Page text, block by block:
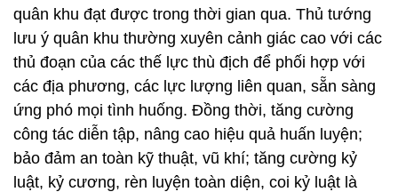
quân khu đạt được trong thời gian qua. Thủ tướng
lưu ý quân khu thường xuyên cảnh giác cao với các
thủ đoạn của các thế lực thù địch để phối hợp với
các địa phương, các lực lượng liên quan, sẵn sàng
ứng phó mọi tình huống. Đồng thời, tăng cường
công tác diễn tập, nâng cao hiệu quả huấn luyện;
bảo đảm an toàn kỹ thuật, vũ khí; tăng cường kỷ
luật, kỷ cương, rèn luyện toàn diện, coi kỷ luật là